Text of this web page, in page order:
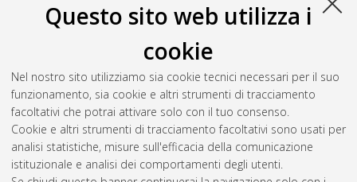
Questo sito web utilizza i
cookie
Nel nostro sito utilizziamo sia cookie tecnici necessari per il suo
funzionamento, sia cookie e altri strumenti di tracciamento
facoltativi che potrai attivare solo con il tuo consenso.
Cookie e altri strumenti di tracciamento facoltativi sono usati per
analisi statistiche, misure sull'efficacia della comunicazione
istituzionale e analisi dei comportamenti degli utenti.
Salieri, Beatrice(2013)Limiti e sfide per la valutazione
d'impatto di ciclo di vita per nanoparticelle di ossido di metallo,
un caso di studio su n-TiO2, [Dissertation thesis], Alma Mater
Studiorum Università di Bologna. Dottorato di ricerca in
Scienze ambientali: tutela e gestione delle risorse naturali, 25
Ciclo. DOI 10.6092/unibo/amsdottorato/5227.
Questa lista e' stata generata ilSun Aug 9 20:47:37 2026